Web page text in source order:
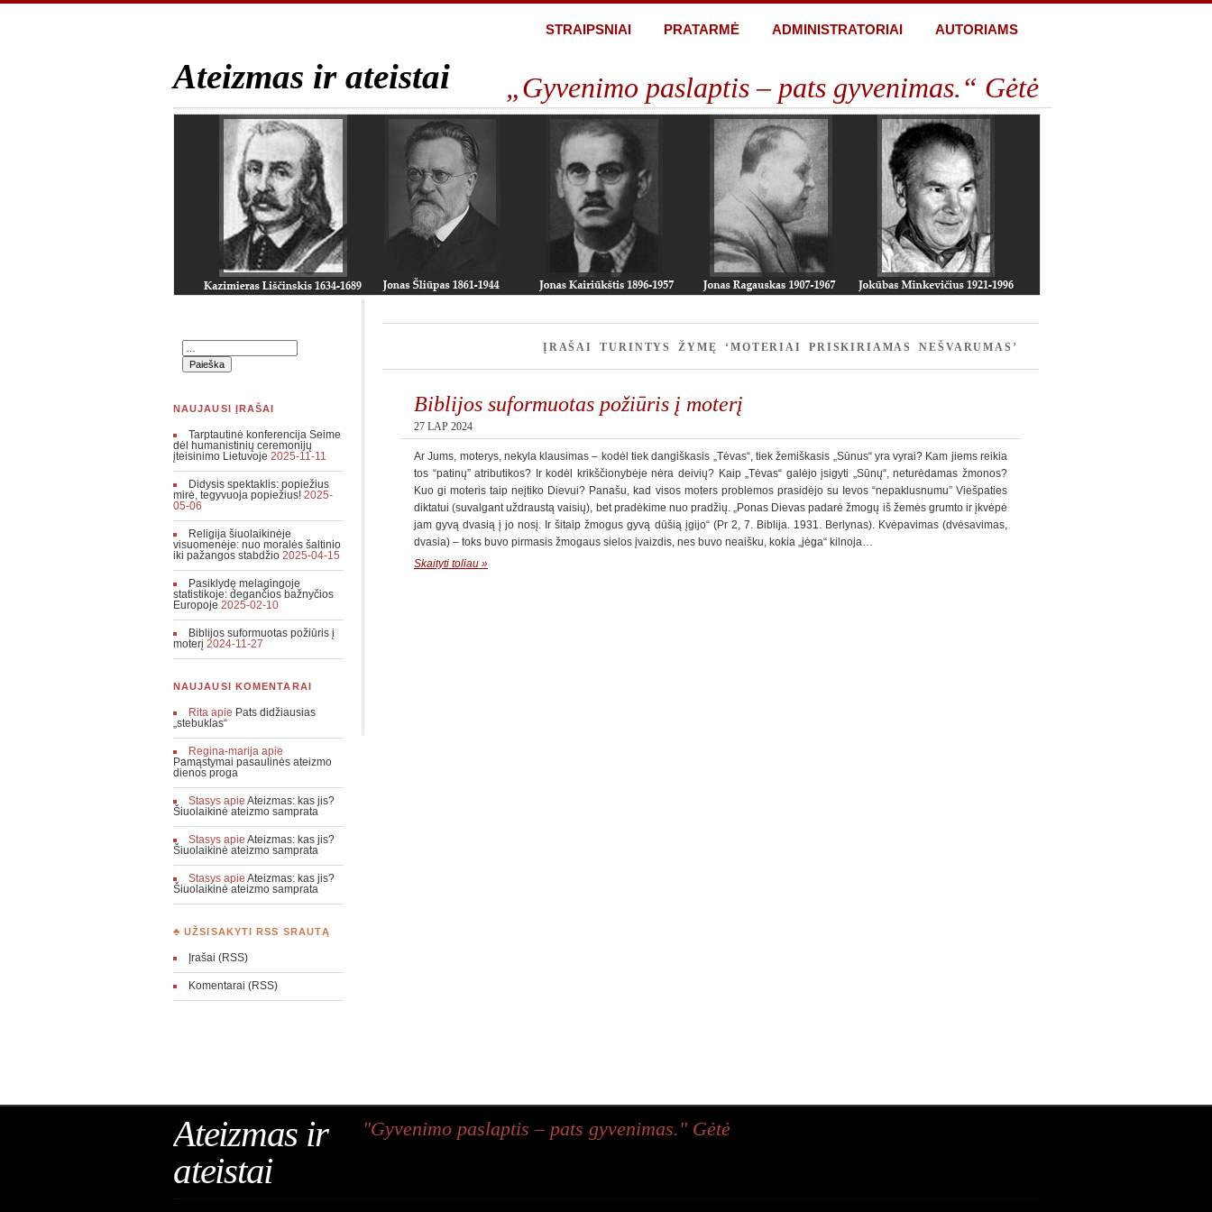
STRAIPSNIAI PRATARMĖ ADMINISTRATORIAI AUTORIAMS
Ateizmas ir ateistai „Gyvenimo paslaptis – pats gyvenimas.“ Gėtė
ĮRAŠAI TURINTYS ŽYMĘ ‘MOTERIAI PRISKIRIAMAS NEŠVARUMAS’
Biblijos suformuotas požiūris į moterį
27 LAP 2024
Ar Jums, moterys, nekyla klausimas – kodėl tiek dangiškasis „Tėvas“, tiek žemiškasis „Sūnus“ yra vyrai? Kam jiems reikia
tos “patinų” atributikos? Ir kodėl krikščionybėje nėra deivių? Kaip „Tėvas“ galėjo įsigyti „Sūnų“, neturėdamas žmonos?
Kuo gi moteris taip neįtiko Dievui? Panašu, kad visos moters problemos prasidėjo su Ievos “nepaklusnumu” Viešpaties
diktatui (suvalgant uždraustą vaisių), bet pradėkime nuo pradžių. „Ponas Dievas padarė žmogų iš žemės grumto ir įkvėpė
jam gyvą dvasią į jo nosį. Ir šitaip žmogus gyvą dūšią įgijo“ (Pr 2, 7. Biblija. 1931. Berlynas). Kvėpavimas (dvėsavimas,
dvasia) – toks buvo pirmasis žmogaus sielos įvaizdis, nes buvo neaišku, kokia „jėga“ kilnoja…
Skaityti toliau »
NAUJAUSI ĮRAŠAI
Tarptautinė konferencija Seime
dėl humanistinių ceremonijų
įteisinimo Lietuvoje 2025-11-11
Didysis spektaklis: popiežius
mirė, tegyvuoja popiežius! 2025-
05-06
Religija šiuolaikinėje
visuomenėje: nuo moralės šaltinio
iki pažangos stabdžio 2025-04-15
Pasiklydę melagingoje
statistikoje: degančios bažnyčios
Europoje 2025-02-10
Biblijos suformuotas požiūris į
moterį 2024-11-27
NAUJAUSI KOMENTARAI
Rita apie Pats didžiausias
„stebuklas“
Regina-marija apie
Pamąstymai pasaulinės ateizmo
dienos proga
Stasys apieAteizmas: kas jis?
Šiuolaikinė ateizmo samprata
Stasys apieAteizmas: kas jis?
Šiuolaikinė ateizmo samprata
Stasys apieAteizmas: kas jis?
Šiuolaikinė ateizmo samprata
♣ UŽSISAKYTI RSS SRAUTĄ
Įrašai (RSS)
Komentarai (RSS)
Ateizmas ir
ateistai
"Gyvenimo paslaptis – pats gyvenimas." Gėtė